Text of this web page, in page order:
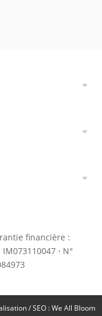
financière :
⋅ N°
/ SEO :We All Bloom